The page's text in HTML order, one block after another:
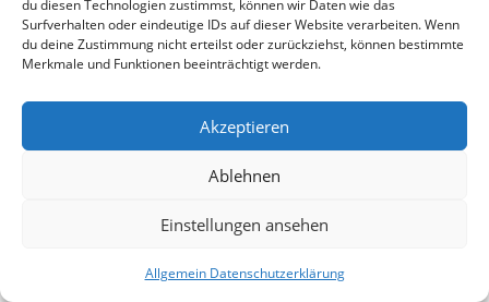
du diesen Technologien zustimmst, können wir Daten wie das
Surfverhalten oder eindeutige IDs auf dieser Website verarbeiten. Wenn
du deine Zustimmung nicht erteilst oder zurückziehst, können bestimmte
Merkmale und Funktionen beeinträchtigt werden.
Akzeptieren
Ablehnen
Einstellungen ansehen
Allgemein Datenschutzerklärung
UNESCO Weltkulturerbe jüdisches Worms